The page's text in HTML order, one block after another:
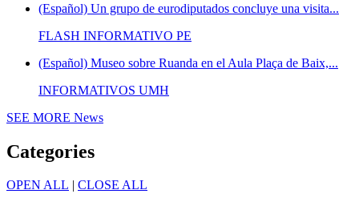
(Español) Un grupo de eurodiputados concluye una visita...
FLASH INFORMATIVO PE
(Español) Museo sobre Ruanda en el Aula Plaça de Baix,...
INFORMATIVOS UMH
SEE MORE News
Categories
OPEN ALL | CLOSE ALL